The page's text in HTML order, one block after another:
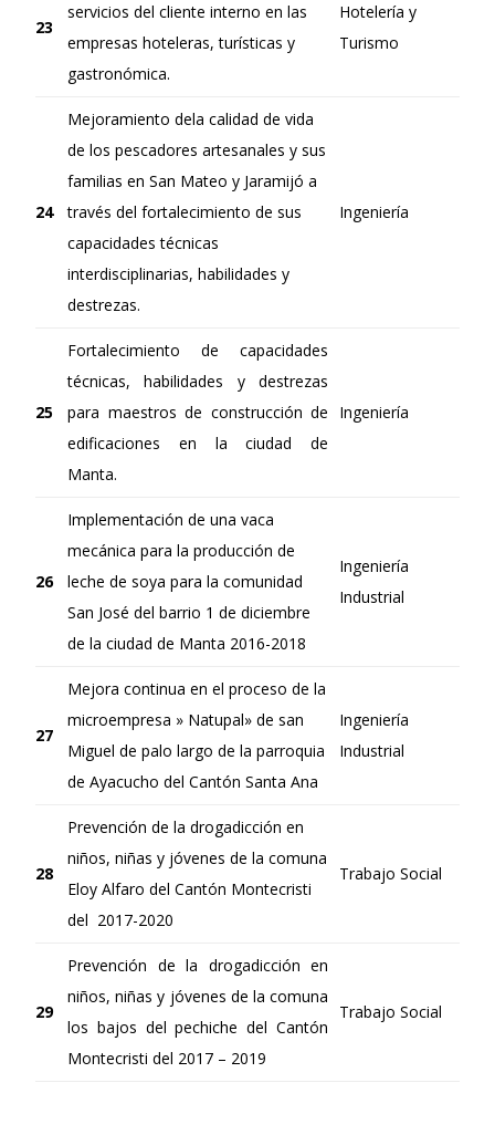
23
servicios del cliente interno en las
empresas hoteleras, turísticas y
gastronómica.
Hotelería y
Turismo
24
Mejoramiento dela calidad de vida
de los pescadores artesanales y sus
familias en San Mateo y Jaramijó a
través del fortalecimiento de sus
capacidades técnicas
interdisciplinarias, habilidades y
destrezas.
Ingeniería
25
Fortalecimiento de capacidades
técnicas, habilidades y destrezas
para maestros de construcción de
edificaciones en la ciudad de
Manta.
Ingeniería
26
Implementación de una vaca
mecánica para la producción de
leche de soya para la comunidad
San José del barrio 1 de diciembre
de la ciudad de Manta 2016-2018
Ingeniería
Industrial
27
Mejora continua en el proceso de la
microempresa » Natupal» de san
Miguel de palo largo de la parroquia
de Ayacucho del Cantón Santa Ana
Ingeniería
Industrial
28
Prevención de la drogadicción en
niños, niñas y jóvenes de la comuna
Eloy Alfaro del Cantón Montecristi
del 2017-2020
Trabajo Social
29
Prevención de la drogadicción en
niños, niñas y jóvenes de la comuna
los bajos del pechiche del Cantón
Montecristi del 2017 – 2019
Trabajo Social